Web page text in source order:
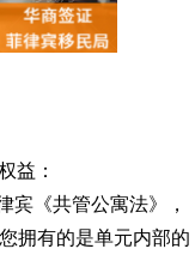
益：
宾《共管公寓法》，
拥有的是单元内部的